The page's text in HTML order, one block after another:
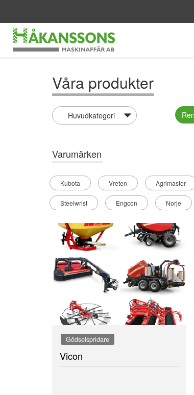
Våra produkter
Varumärken
Kubota Vreten Agrimaster
Steelwrist Engcon Norje
Gödselspridare
Vicon